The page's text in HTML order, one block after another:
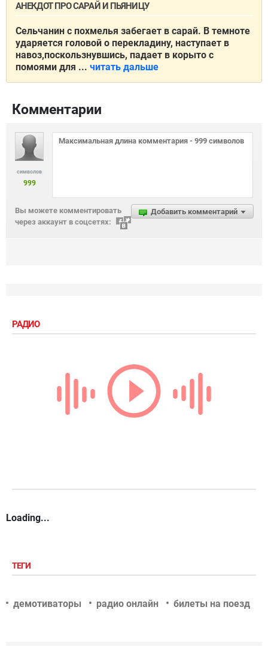
АНЕКДОТ ПРО САРАЙ И ПЬЯНИЦУ
Сельчанин с похмелья забегает в сарай. В темноте
ударяется головой о перекладину, наступает в
навоз,поскользнувшись, падает в корыто с
помоями для ... читать дальше
Комментарии
символов
999
Добавить комментарий
Вы можете комментировать
через аккаунт в соцсетях:
РАДИО
Loading...
ТЕГИ
демотиваторы радио онлайн билеты на поезд